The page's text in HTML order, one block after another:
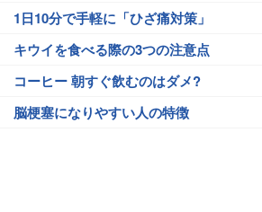
1日10分で手軽に「ひざ痛対策」
キウイを食べる際の3つの注意点
コーヒー 朝すぐ飲むのはダメ?
脳梗塞になりやすい人の特徴